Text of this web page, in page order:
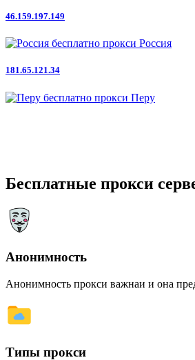
46.159.197.149
Россия
181.65.121.34
Перу
Бесплатные прокси
Анонимность
Анонимность прокси важнаи и она
Типы прокси